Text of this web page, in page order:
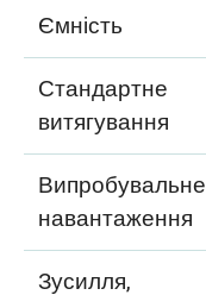
Ємність
Стандартне
витягування
Випробувальне
навантаження
Зусилля,